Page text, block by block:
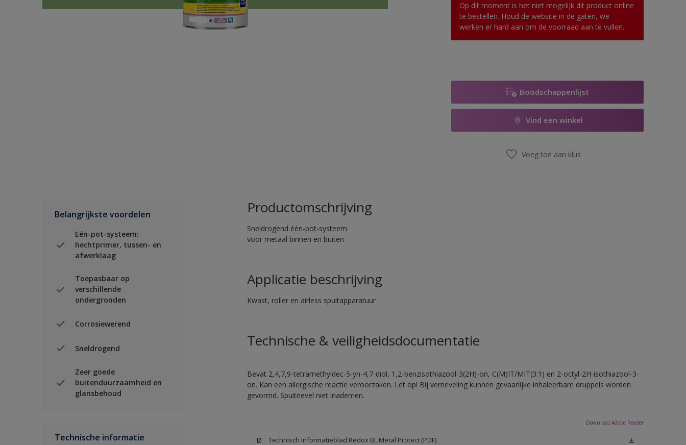
Op dit moment is het niet mogelijk dit product online
te bestellen. Houd de website in de gaten, we
werken er hard aan om de voorraad aan te vullen.
Boodschappenlijst
Vind een winkel
Voeg toe aan klus
Belangrijkste voordelen
Eén-pot-systeem:
hechtprimer, tussen- en
afwerklaag
Toepasbaar op
verschillende
ondergronden
Corrosiewerend
Sneldrogend
Zeer goede
buitenduurzaamheid en
glansbehoud
Technische informatie
Productomschrijving
Sneldrogend één-pot-systeem
voor metaal binnen en buiten
Applicatie beschrijving
Kwast, roller en airless spuitapparatuur
Technische & veiligheidsdocumentatie
Bevat 2,4,7,9-tetramethyldec-5-yn-4,7-diol, 1,2-benzisothiazool-3(2H)-on, C(M)IT/MIT(3:1) en 2-octyl-2H-isothiazool-3-
on. Kan een allergische reactie veroorzaken. Let op! Bij verneveling kunnen gevaarlijke inhaleerbare druppels worden
gevormd. Spuitnevel niet inademen.
Download Adobe Reader
Technisch Informatieblad Redox BL Metal Protect (PDF)